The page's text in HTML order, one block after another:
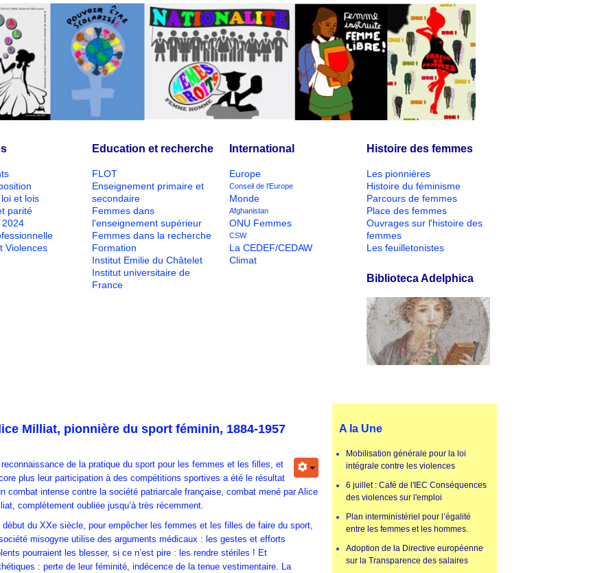
et lois
parité
2024
Violences
Education et recherche
FLOT
Enseignement primaire et
secondaire
Femmes dans
l'enseignement supérieur
Femmes dans la recherche
Formation
Institut Emilie du Châtelet
Institut universitaire de
France
International
Europe
Conseil de l'Europe
Monde
Afghanistan
ONU Femmes
CSW
La CEDEF/CEDAW
Climat
Histoire des femmes
Les pionnières
Histoire du féminisme
Parcours de femmes
Place des femmes
Ouvrages sur l'histoire des
femmes
Les feuilletonistes
Biblioteca Adelphica
Milliat, pionnière du sport féminin, 1884-1957
reconnaissance de la pratique du sport pour les femmes et les filles, et
plus leur participation à des compétitions sportives a été le résultat
combat intense contre la société patriarcale française, combat mené par Alice
complètement oubliée jusqu’à très récemment.
début du XXe siècle, pour empêcher les femmes et les filles de faire du sport,
misogyne utilise des arguments médicaux : les gestes et efforts
pourraient les blesser, si ce n’est pire : les rendre stériles ! Et
: perte de leur féminité, indécence de la tenue vestimentaire. La
A la Une
Mobilisation générale pour la loi
intégrale contre les violences
6 juillet : Café de l'IEC Conséquences
des violences sur l'emploi
Plan interministériel pour l’égalité
entre les femmes et les hommes.
Adoption de la Directive européenne
sur la Transparence des salaires